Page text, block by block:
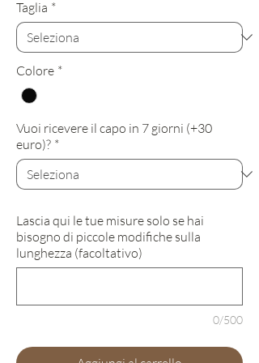
Taglia *
Colore *
Vuoi ricevere il capo in 7 giorni (+30
euro)? *
Lascia qui le tue misure solo se hai
bisogno di piccole modifiche sulla
lunghezza (facoltativo)
0/500